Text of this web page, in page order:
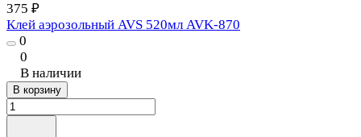
375 ₽
Клей аэрозольный AVS 520мл AVK-870
0
0
В наличии
В корзину